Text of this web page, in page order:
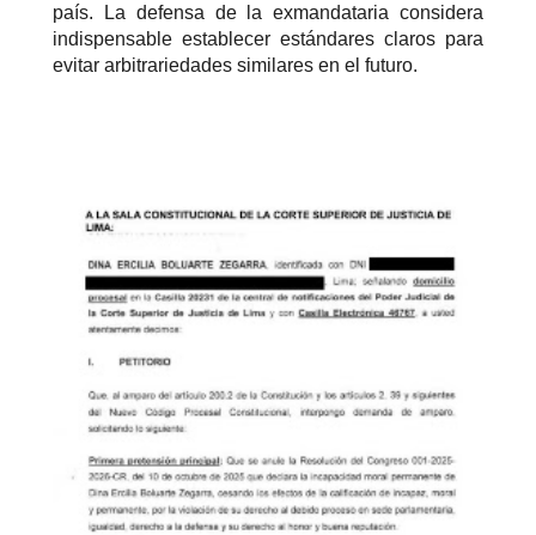
país. La defensa de la exmandataria considera
indispensable establecer estándares claros para
evitar arbitrariedades similares en el futuro.